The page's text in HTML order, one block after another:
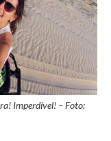
Imperdível! – Foto: